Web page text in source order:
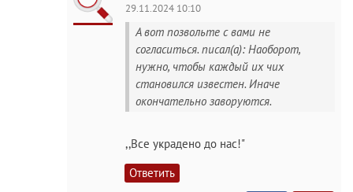
29.11.2024 10:10
А вот позвольте с вами не
согласиться. писал(а): Наоборот,
нужно, чтобы каждый их чих
становился известен. Иначе
окончательно заворуются.
,,Все украдено до нас!"
Ответить